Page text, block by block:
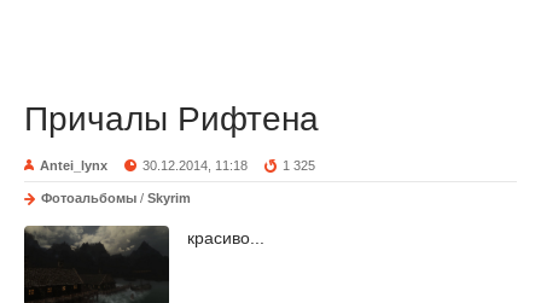
Причалы Рифтена
Antei_lynx 30.12.2014, 11:18 1 325
Фотоальбомы / Skyrim
красиво...